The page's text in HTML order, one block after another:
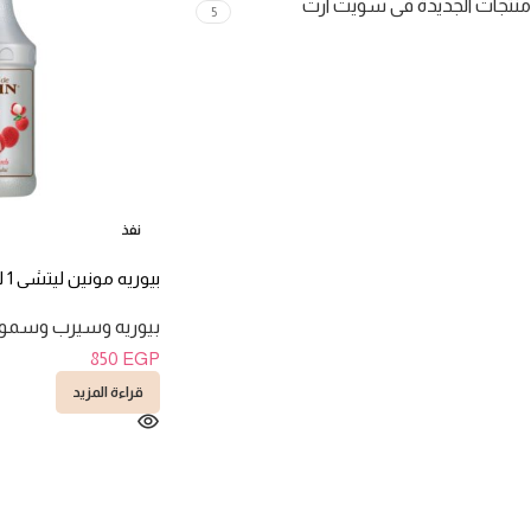
منتجات الجديدة فى سويت ارت 5
نفذ
بيوريه مونين ليتشي 1 لتر
بيوريه وسيرب
850 EGP
قراءة المزيد